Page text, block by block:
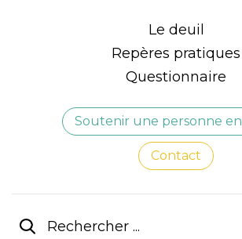
Le deuil
Repères pratiques
Questionnaire
Soutenir une personne en
Contact